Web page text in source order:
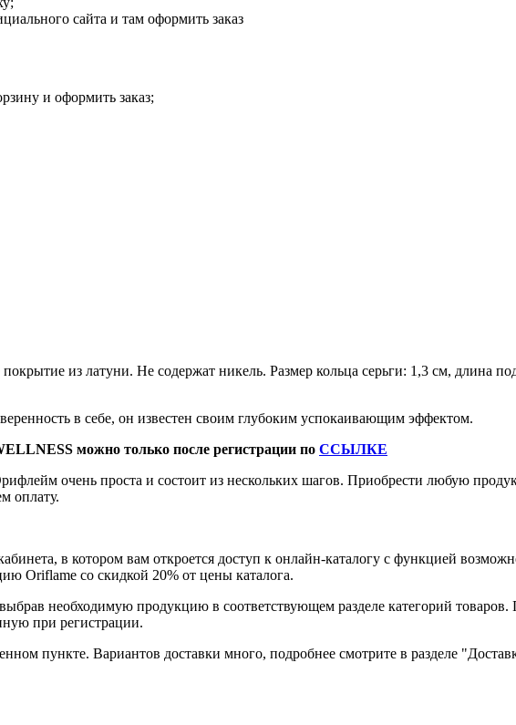
сайта и там оформить заказ
и оформить заказ;
из латуни. Не содержат никель. Размер кольца серьги: 1,3 см, длина
в себе, он известен своим глубоким успокаивающим эффектом.
можно только после регистрации по ССЫЛКЕ
очень проста и состоит из нескольких шагов. Приобрести любую
оплату.
в котором вам откроется доступ к онлайн-каталогу с функцией
Oriflame со скидкой 20% от цены каталога.
необходимую продукцию в соответствующем разделе категорий
при регистрации.
пункте. Вариантов доставки много, подробнее смотрите в разделе